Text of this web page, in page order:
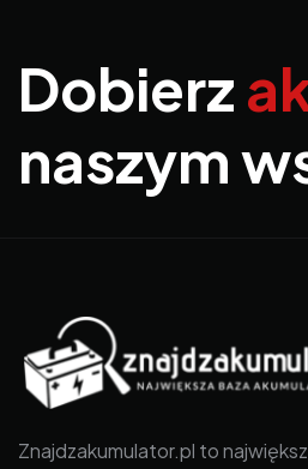
Dobierz
naszym
Znajdzakumulator.pl to